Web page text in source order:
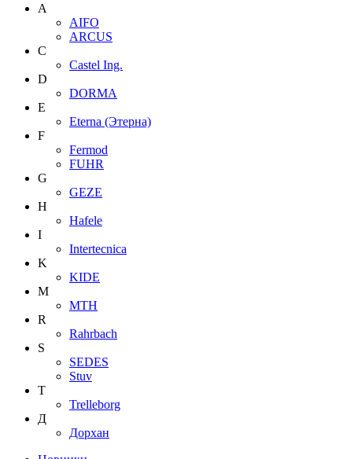
A
AIFO
ARCUS
C
Castel Ing.
D
DORMA
E
Eterna (Этерна)
F
Fermod
FUHR
G
GEZE
H
Hafele
I
Intertecnica
K
KIDE
M
MTH
R
Rahrbach
S
SEDES
Stuv
T
Trelleborg
Д
Дорхан